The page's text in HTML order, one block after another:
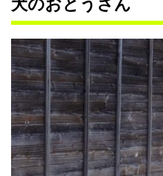
犬のおとうさん